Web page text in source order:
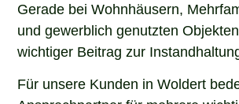
Gerade bei Wohnhäusern,
und gewerblich genutzten
wichtiger Beitrag zur
Für unsere Kunden in Woldert